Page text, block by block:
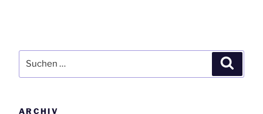
nach:
ARCHIV